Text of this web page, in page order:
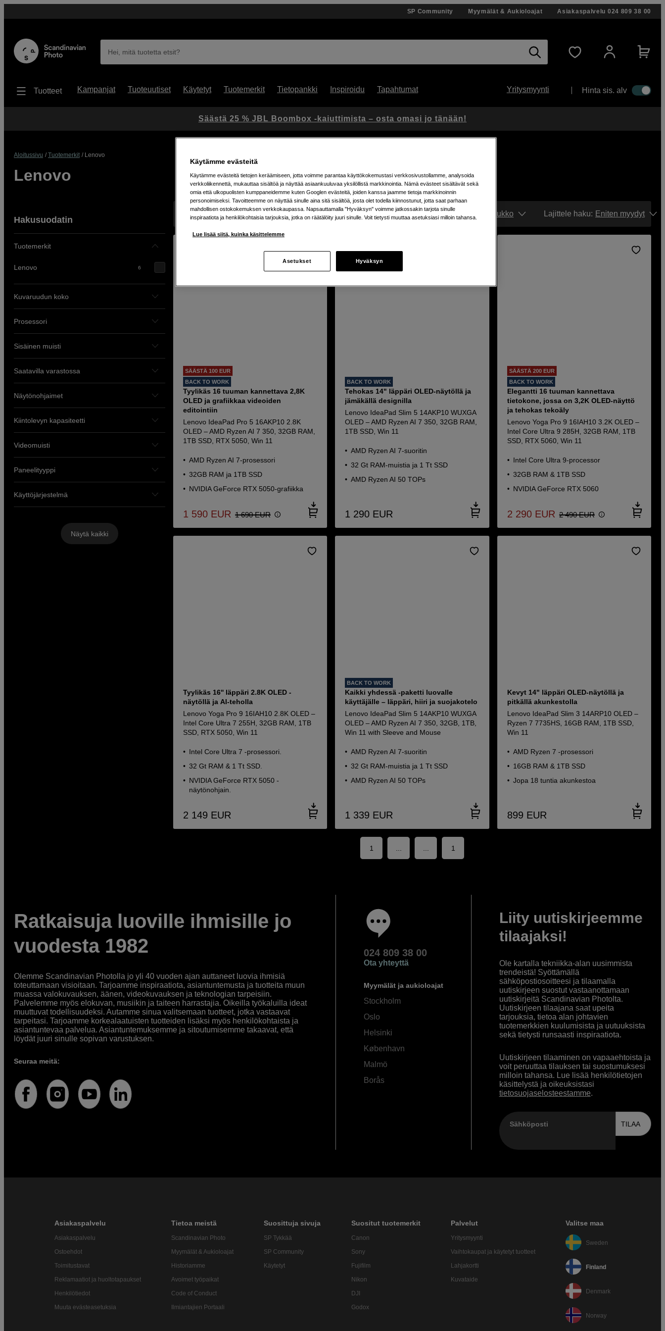
SP Community Myymälät & Aukioloajat Asiakaspalvelu 024 809 38 00
Hei, mitä tuotetta etsit?
Tuotteet Kampanjat Tuoteuutiset Käytetyt Tuotemerkit Tietopankki Inspiroidu Tapahtumat Yritysmyynti Hinta sis. alv
Aloitussivu Tuotemerkit Lenovo
Lenovo
Hakusuodatin
Tuotemerkit
Lenovo 6
Kuvaruudun koko
Prosessori
Sisäinen muisti
Saatavilla varastossa
Näytönohjaimet
Kiintolevyn kapasiteetti
Videomuisti
Paneelityyppi
Käyttöjärjestelmä
Näytä kaikki
Näyttää 6 tuotetta Näytä: Ruudukko Lajittele haku: Eniten myydyt
SÄÄSTÄ 100 EUR
BACK TO WORK
Tyylikäs 16 tuuman kannettava 2,8K
OLED ja grafiikkaa videoiden
editointiin
Lenovo IdeaPad Pro 5 16AKP10 2.8K
OLED – AMD Ryzen AI 7 350, 32GB RAM,
1TB SSD, RTX 5050, Win 11
AMD Ryzen AI 7-prosessori
32GB RAM ja 1TB SSD
NVIDIA GeForce RTX 5050-grafiikka
1 590 EUR 1 690 EUR
BACK TO WORK
Tehokas 14" läppäri OLED-näytöllä ja
jämäkällä designilla
Lenovo IdeaPad Slim 5 14AKP10 WUXGA
OLED – AMD Ryzen AI 7 350, 32GB RAM,
1TB SSD, Win 11
AMD Ryzen AI 7-suoritin
32 Gt RAM-muistia ja 1 Tt SSD
AMD Ryzen AI 50 TOPs
1 290 EUR
SÄÄSTÄ 200 EUR
BACK TO WORK
Elegantti 16 tuuman kannettava
tietokone, jossa on 3,2K OLED-näyttö
ja tehokas tekoäly
Lenovo Yoga Pro 9 16IAH10 3.2K OLED –
Intel Core Ultra 9 285H, 32GB RAM, 1TB
SSD, RTX 5060, Win 11
Intel Core Ultra 9-processor
32GB RAM & 1TB SSD
NVIDIA GeForce RTX 5060
2 290 EUR 2 490 EUR
Tyylikäs 16'' läppäri 2.8K OLED -
näytöllä ja AI-teholla
Lenovo Yoga Pro 9 16IAH10 2.8K OLED –
Intel Core Ultra 7 255H, 32GB RAM, 1TB
SSD, RTX 5050, Win 11
Intel Core Ultra 7 -prosessori.
32 Gt RAM & 1 Tt SSD.
NVIDIA GeForce RTX 5050 -
näytönohjain.
2 149 EUR
BACK TO WORK
Kaikki yhdessä -paketti luovalle
käyttäjälle – läppäri, hiiri ja suojakotelo
Lenovo IdeaPad Slim 5 14AKP10 WUXGA
OLED – AMD Ryzen AI 7 350, 32GB, 1TB,
Win 11 with Sleeve and Mouse
AMD Ryzen AI 7-suoritin
32 Gt RAM-muistia ja 1 Tt SSD
AMD Ryzen AI 50 TOPs
1 339 EUR
Kevyt 14" läppäri OLED-näytöllä ja
pitkällä akunkestolla
Lenovo IdeaPad Slim 3 14ARP10 OLED –
Ryzen 7 7735HS, 16GB RAM, 1TB SSD,
Win 11
AMD Ryzen 7 -prosessori
16GB RAM & 1TB SSD
Jopa 18 tuntia akunkestoa
899 EUR
1 1
Ratkaisuja luoville ihmisille jo
vuodesta 1982
Olemme Scandinavian Photolla jo yli 40 vuoden ajan auttaneet luovia ihmisiä
toteuttamaan visioitaan. Tarjoamme inspiraatiota, asiantuntemusta ja tuotteita muun
muassa valokuvauksen, äänen, videokuvauksen ja teknologian tarpeisiin.
Palvelemme myös elokuvan, musiikin ja taiteen harrastajia. Oikeilla työkaluilla ideat
muuttuvat todellisuudeksi. Autamme sinua valitsemaan tuotteet, jotka vastaavat
tarpeitasi. Tarjoamme korkealaatuisten tuotteiden lisäksi myös henkilökohtaista ja
asiantuntevaa palvelua. Asiantuntemuksemme ja sitoutumisemme takaavat, että
löydät juuri sinulle sopivan varustuksen.
Seuraa meitä:
024 809 38 00
Ota yhteyttä
Myymälät ja aukioloajat
Stockholm
Oslo
Helsinki
København
Malmö
Borås
Liity uutiskirjeemme
tilaajaksi!
Ole kartalla tekniikka-alan uusimmista
trendeistä! Syöttämällä
sähköpostiosoitteesi ja tilaamalla
uutiskirjeen suostut vastaanottamaan
uutiskirjeitä Scandinavian Photolta.
Uutiskirjeen tilaajana saat upeita
tarjouksia, tietoa alan johtavien
tuotemerkkien kuulumisista ja uutuuksista
sekä tietysti runsaasti inspiraatiota.
Uutiskirjeen tilaaminen on vapaaehtoista ja
voit peruuttaa tilauksen tai suostumuksesi
milloin tahansa. Lue lisää henkilötietojen
käsittelystä ja oikeuksistasi
tietosuojaselosteestamme.
Sähköposti TILAA
Asiakaspalvelu
Asiakaspalvelu
Ostoehdot
Toimitustavat
Reklamaatiot ja huoltotapaukset
Henkilötiedot
Muuta evästeasetuksia
Tietoa meistä
Scandinavian Photo
Myymälät & Aukioloajat
Historiamme
Avoimet työpaikat
Code of Conduct
Ilmiantajien Portaali
Suosittuja sivuja
SP Tykkää
SP Community
Käytetyt
Suositut tuotemerkit
Canon
Sony
Fujifilm
Nikon
DJI
Godox
Palvelut
Yritysmyynti
Vaihtokaupat ja käytetyt tuotteet
Lahjakortti
Kuvataide
Valitse maa
Sweden
Finland
Denmark
Norway
Säästä 25 % JBL Boombox -kaiuttimista – osta omasi jo tänään!
Käytämme evästeitä
Käytämme evästeitä tietojen keräämiseen, jotta voimme parantaa käyttökokemustasi verkkosivustollamme, analysoida
verkkoliikennettä, mukauttaa sisältöä ja näyttää asiaankuuluvaa yksilöllistä markkinointia. Nämä evästeet sisältävät sekä
omia että ulkopuolisten kumppaneidemme kuten Googlen evästeitä, joiden kanssa jaamme tietoja markkinoinnin
personoimiseksi. Tavoitteemme on näyttää sinulle aina sitä sisältöä, josta olet todella kiinnostunut, jotta saat parhaan
mahdollisen ostokokemuksen verkkokaupassa. Napsauttamalla "Hyväksyn" voimme jatkossakin tarjota sinulle
inspiraatiota ja henkilökohtaisia tarjouksia, jotka on räätälöity juuri sinulle. Voit tietysti muuttaa asetuksiasi milloin tahansa.
Lue lisää siitä, kuinka käsittelemme
Asetukset Hyväksyn